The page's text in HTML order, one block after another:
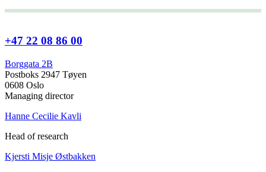
+47 22 08 86 00
Borggata 2B
Postboks 2947 Tøyen
0608 Oslo
Managing director
Hanne Cecilie Kavli
Head of research
Kjersti Misje Østbakken